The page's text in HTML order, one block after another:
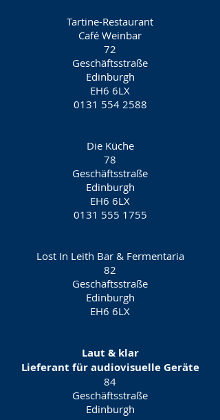
Tartine-Restaurant
Café Weinbar
72
Geschäftsstraße
Edinburgh
EH6 6LX
0131 554 2588
Die Küche
78
Geschäftsstraße
Edinburgh
EH6 6LX
0131 555 1755
Lost In Leith Bar & Fermentaria
82
Geschäftsstraße
Edinburgh
EH6 6LX
Laut & klar
Lieferant für audiovisuelle Geräte
84
Geschäftsstraße
Edinburgh